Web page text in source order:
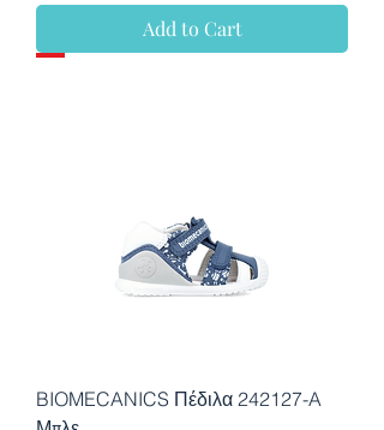
Add to Cart
BIOMECANICS Πέδιλα 242127-A